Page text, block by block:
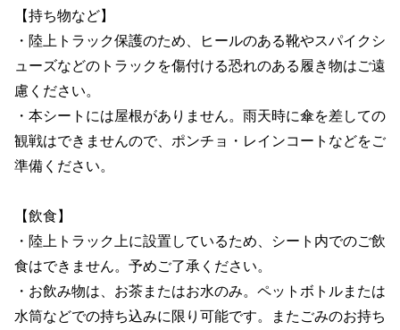
【持ち物など】
・陸上トラック保護のため、ヒールのある靴やスパイクシ
ューズなどのトラックを傷付ける恐れのある履き物はご遠
慮ください。
・本シートには屋根がありません。雨天時に傘を差しての
観戦はできませんので、ポンチョ・レインコートなどをご
準備ください。
【飲食】
・陸上トラック上に設置しているため、シート内でのご飲
食はできません。予めご了承ください。
・お飲み物は、お茶またはお水のみ。ペットボトルまたは
水筒などでの持ち込みに限り可能です。またごみのお持ち